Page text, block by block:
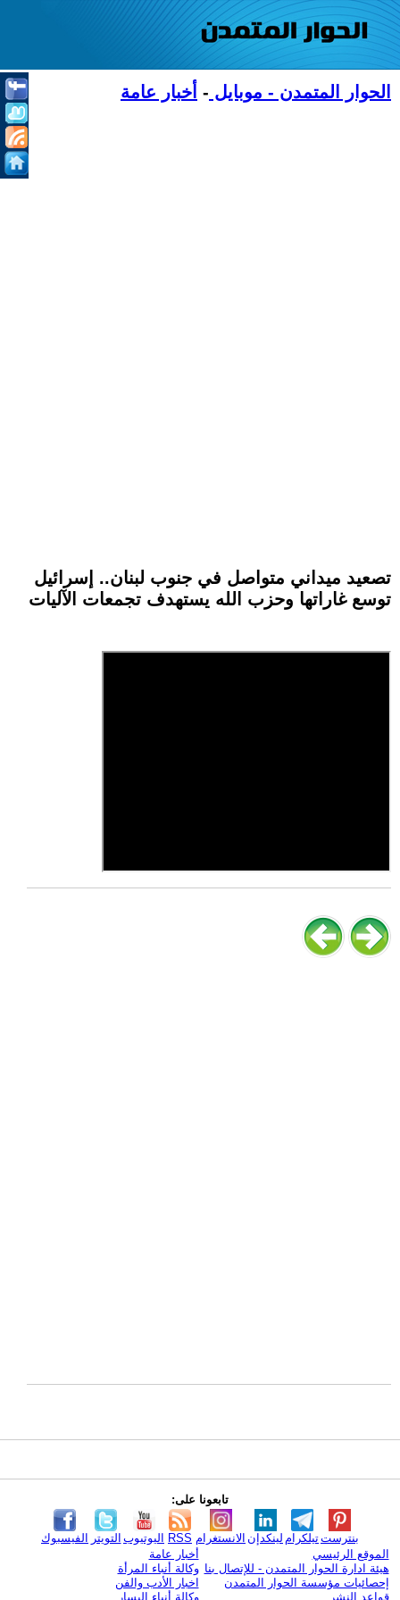
الحوار المتمدن - موبايل - أخبار عامة
تصعيد ميداني متواصل في جنوب لبنان.. إسرائيل
توسع غاراتها وحزب الله يستهدف تجمعات الآليات
تابعونا على:
الفيسبوك التويتر اليوتيوب RSS الانستغرام لينكدإن تيلكرامبنترست
الموقع الرئيسي
هيئة ادارة الحوار المتمدن - للإتصال بنا
إحصائيات مؤسسة الحوار المتمدن
قواعد النشر
أخبار عامة
وكالة أنباء المرأة
اخبار الأدب والفن
وكالة أنباء اليسار